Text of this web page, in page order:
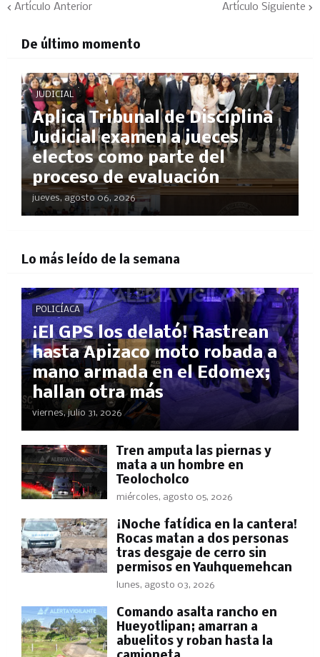
Artículo Anterior Artículo Siguiente
De último momento
JUDICIAL
Aplica Tribunal de Disciplina
Judicial examen a jueces
electos como parte del
proceso de evaluación
jueves, agosto 06, 2026
Lo más leído de la semana
POLICÍACA
¡El GPS los delató! Rastrean
hasta Apizaco moto robada a
mano armada en el Edomex;
hallan otra más
viernes, julio 31, 2026
Tren amputa las piernas y
mata a un hombre en
Teolocholco
miércoles, agosto 05, 2026
​¡Noche fatídica en la cantera!
Rocas matan a dos personas
tras desgaje de cerro sin
permisos en Yauhquemehcan
lunes, agosto 03, 2026
Comando asalta rancho en
Hueyotlipan; amarran a
abuelitos y roban hasta la